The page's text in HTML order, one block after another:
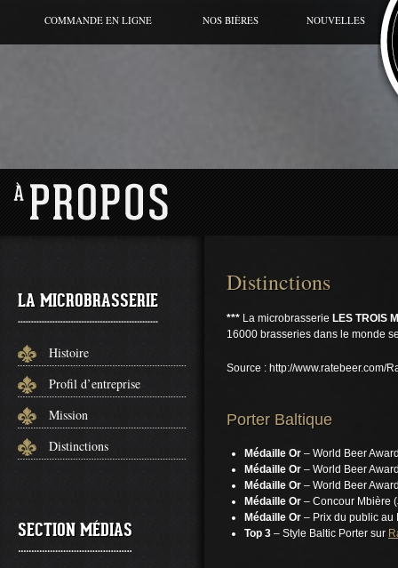
COMMANDE EN LIGNE NOS BIÈRES
GAMME RÉGULIÈRE
NOUVELLES
LA MICROBRASSERIE
Histoire
Profil d’entreprise
Mission
Distinctions
SECTION MÉDIAS
Distinctions
*** La microbrasserie LES TROIS
16000 brasseries dans le monde
Source : http://www.ratebeer.com/
Porter Baltique
Médaille Or – World Beer
Médaille Or – World Beer
Médaille Or – World Beer
Médaille Or – Concour Mbière
Médaille Or – Prix du public au
Top 3 – Style Baltic Porter sur